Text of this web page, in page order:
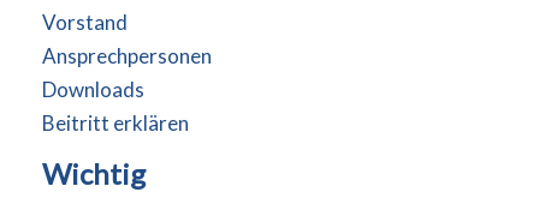
Vorstand
Ansprechpersonen
Downloads
Beitritt erklären
Wichtig